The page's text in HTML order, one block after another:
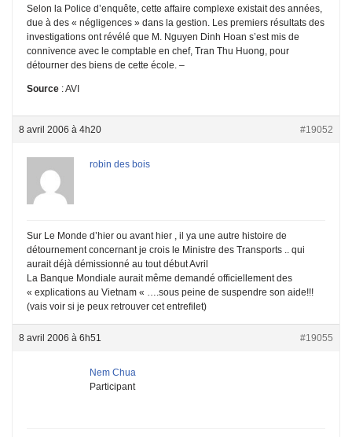
Selon la Police d’enquête, cette affaire complexe existait des années,
due à des « négligences » dans la gestion. Les premiers résultats des
investigations ont révélé que M. Nguyen Dinh Hoan s’est mis de
connivence avec le comptable en chef, Tran Thu Huong, pour
détourner des biens de cette école. –
Source : AVI
8 avril 2006 à 4h20 #19052
robin des bois
Sur Le Monde d’hier ou avant hier , il ya une autre histoire de
détournement concernant je crois le Ministre des Transports .. qui
aurait déjà démissionné au tout début Avril
La Banque Mondiale aurait même demandé officiellement des
« explications au Vietnam « ….sous peine de suspendre son aide!!!
(vais voir si je peux retrouver cet entrefilet)
8 avril 2006 à 6h51 #19055
Nem Chua
Participant